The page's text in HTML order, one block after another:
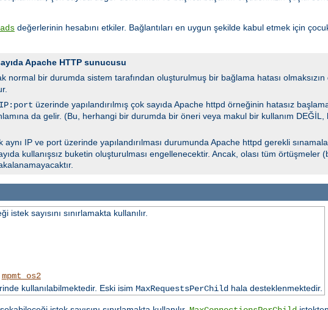
değerlerinin hesabını etkiler. Bağlantıları en uygun şekilde kabul etmek için
Apache HTTP sunucusu
normal bir durumda sistem tarafından oluşturulmuş bir bağlama hatası olmaksızın
IP:port üzerinde yapılandırılmış çok sayıda Apache httpd örneğinin hatasız
da gelir. (Bu, herhangi bir durumda bir öneri veya makul bir kullanım DEĞİL,
IP ve port üzerinde yapılandırılması durumunda Apache httpd gerekli
kullanışsız buketin oluşturulması engellenecektir. Ancak, olası tüm örtüşmeler
sayısını sınırlamakta kullanılır.
mpmt_os2
kullanılabilmektedir. Eski isim MaxRequestsPerChildhala desteklenmektedir.